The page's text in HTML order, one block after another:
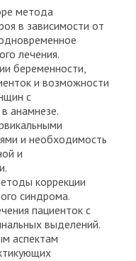
метода
в зависимости от
лечения.
беременности,
и возможности
с
анамнезе.
и необходимость
и
коррекции
синдрома.
пациенток с
выделений.
аспектам